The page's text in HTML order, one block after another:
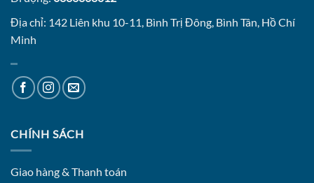
Địa chỉ: 142 Liên khu 10-11, Bình Trị Đông, Bình Tân, Hồ Chí
Minh
CHÍNH SÁCH
Giao hàng & Thanh toán